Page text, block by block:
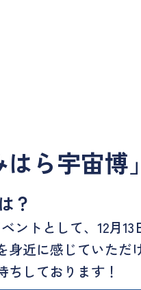
はら宇宙
？
ントとして、12月
身近に感じていた
しております！